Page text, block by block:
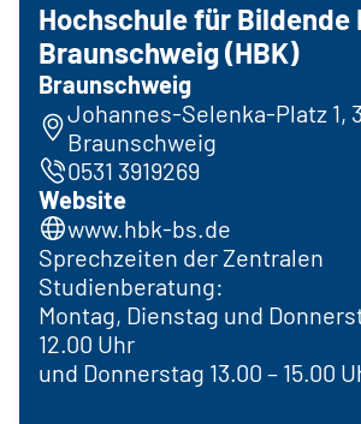
Hochschule für Bildende
Braunschweig (HBK)
Braunschweig
Johannes-Selenka-Platz 1,
Braunschweig
0531 3919269
Website
www.hbk-bs.de
Sprechzeiten der Zentralen
Studienberatung:
Montag, Dienstag und
12.00 Uhr
und Donnerstag 13.00 – 15.00